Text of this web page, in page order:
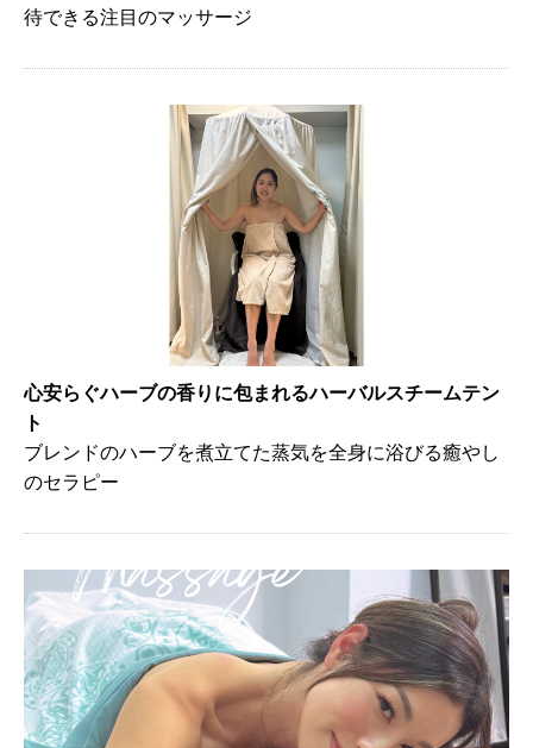
待できる注目のマッサージ
心安らぐハーブの香りに包まれるハーバルスチームテン
ト
ブレンドのハーブを煮立てた蒸気を全身に浴びる癒やし
のセラピー